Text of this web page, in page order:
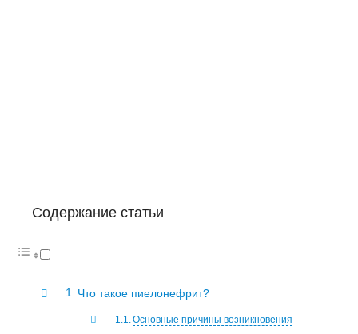
Содержание статьи
Что такое пиелонефрит?
Основные причины возникновения